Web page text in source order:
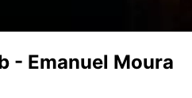
- Emanuel Moura